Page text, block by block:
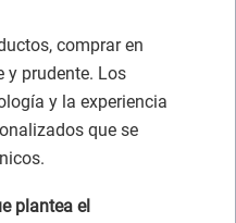
comprar en
y prudente. Los
y la experiencia
que se
plantea el